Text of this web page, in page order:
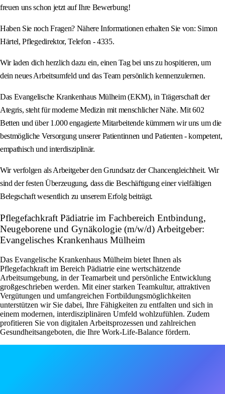
freuen uns schon jetzt auf Ihre Bewerbung!
Haben Sie noch Fragen? Nähere Informationen erhalten Sie von: Simon
Härtel, Pflegedirektor, Telefon - 4335.
Wir laden dich herzlich dazu ein, einen Tag bei uns zu hospitieren, um
dein neues Arbeitsumfeld und das Team persönlich kennenzulernen.
Das Evangelische Krankenhaus Mülheim (EKM), in Trägerschaft der
Ategris, steht für moderne Medizin mit menschlicher Nähe. Mit 602
Betten und über 1.000 engagierte Mitarbeitende kümmern wir uns um die
bestmögliche Versorgung unserer Patientinnen und Patienten - kompetent,
empathisch und interdisziplinär.
Wir verfolgen als Arbeitgeber den Grundsatz der Chancengleichheit. Wir
sind der festen Überzeugung, dass die Beschäftigung einer vielfältigen
Belegschaft wesentlich zu unserem Erfolg beiträgt.
Pflegefachkraft Pädiatrie im Fachbereich Entbindung,
Neugeborene und Gynäkologie (m/w/d) Arbeitgeber:
Evangelisches Krankenhaus Mülheim
Das Evangelische Krankenhaus Mülheim bietet Ihnen als
Pflegefachkraft im Bereich Pädiatrie eine wertschätzende
Arbeitsumgebung, in der Teamarbeit und persönliche Entwicklung
großgeschrieben werden. Mit einer starken Teamkultur, attraktiven
Vergütungen und umfangreichen Fortbildungsmöglichkeiten
unterstützen wir Sie dabei, Ihre Fähigkeiten zu entfalten und sich in
einem modernen, interdisziplinären Umfeld wohlzufühlen. Zudem
profitieren Sie von digitalen Arbeitsprozessen und zahlreichen
Gesundheitsangeboten, die Ihre Work-Life-Balance fördern.